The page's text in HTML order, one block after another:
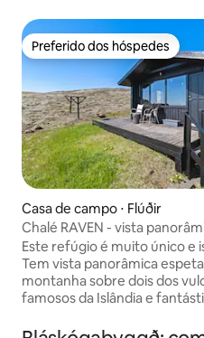
Preferido dos hóspedes
Preferido dos hóspedes
Casa de campo ⋅ Flúðir
Chalé RAVEN - vista
montanhas
Este refúgio é muito único e
Tem vista panorâmica
montanha sobre dois dos
famosos da Islândia e
aconchegante com muitas